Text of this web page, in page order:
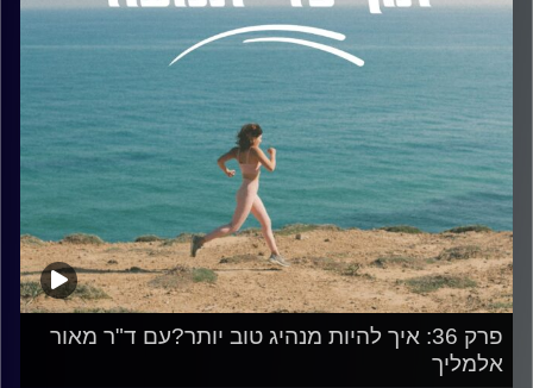
פרק 36: איך להיות מנהיג טוב יותר?עם ד"ר מאור
אלמליך